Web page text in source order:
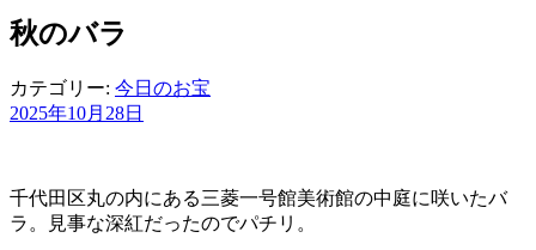
秋のバラ
カテゴリー: 今日のお宝
2025年10月28日
千代田区丸の内にある三菱一号館美術館の中庭に咲いたバ
ラ。見事な深紅だったのでパチリ。